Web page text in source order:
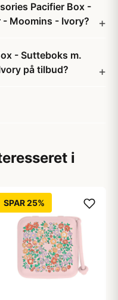
Pacifier Box -
Moomins - Ivory?
- Sutteboks m.
på tilbud?
i
SPAR 25%